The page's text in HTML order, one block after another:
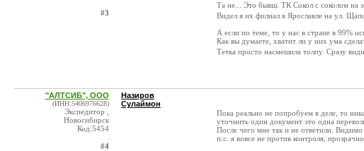
#3
Та не... Это бывш. ТК Сокол с соколом на
Видел я их филиал в Ярославле на ул.
А если по теме, то у нас в стране в 99%
Как вы думаете, хватит ли у них ума
Тетка просто насмешила толпу. Сразу
"АЛТСИБ", ООО
(ИНН:5406976628)
Экспедитор ,
Новосибирск
Код:5454
#4
Назиров
Сулаймон
Пока реально не попробуем в деле, то
уточнить один документ это одна
После чего мне так и не ответили.
п.с. я вовсе не против контроля,